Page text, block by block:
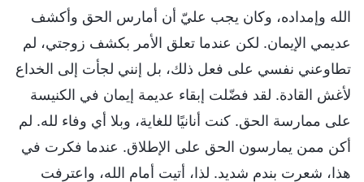
الله وإمداده، وكان يجب عليّ أن أمارس الحق وأكشف
عديمي الإيمان. لكن عندما تعلق الأمر بكشف زوجتي، لم
تطاوعني نفسي على فعل ذلك، بل إنني لجأت إلى الخداع
لأغش القادة. لقد فضّلت إبقاء عديمة إيمان في الكنيسة
على ممارسة الحق. كنت أنانيًا للغاية، وبلا أي وفاء لله. لم
أكن ممن يمارسون الحق على الإطلاق. عندما فكرت في
هذا، شعرت بندم شديد. لذا، أتيت أمام الله، واعترفت